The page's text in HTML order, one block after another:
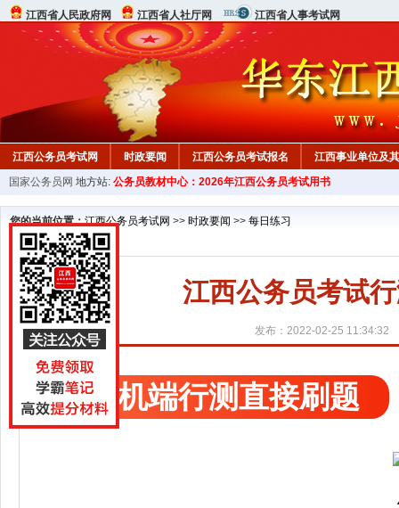
江西省人民政府网 江西省人社厅网 江西省人事考试网
江西公务员考试网 时政要闻 江西公务员考试报名 江西事业单位及
行测真题 在线咨询 教材中心
国家公务员网 地方站: 公务员教材中心：2026年江西公务员考试用书
您的当前位置：江西公务员考试网 >> 时政要闻 >> 每日练习
江西公务员考试
发布：2022-02-25 11:34:32
手机端行测直接刷题